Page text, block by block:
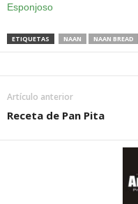
Esponjoso
ETIQUETAS NAAN NAAN BREAD
Artículo anterior
Receta de Pan Pita